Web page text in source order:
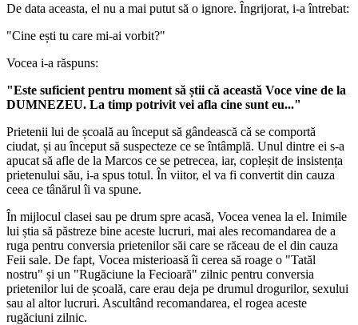
De data aceasta, el nu a mai putut să o ignore. Îngrijorat, i-a întrebat:
"Cine ești tu care mi-ai vorbit?"
Vocea i-a răspuns:
"Este suficient pentru moment să știi că această Voce vine de la
DUMNEZEU. La timp potrivit vei afla cine sunt eu..."
Prietenii lui de școală au început să gândească că se comportă
ciudat, și au început să suspecteze ce se întâmplă. Unul dintre ei s-a
apucat să afle de la Marcos ce se petrecea, iar, copleșit de insistența
prietenului său, i-a spus totul. În viitor, el va fi convertit din cauza
ceea ce tânărul îi va spune.
În mijlocul clasei sau pe drum spre acasă, Vocea venea la el. Inimile
lui știa să păstreze bine aceste lucruri, mai ales recomandarea de a
ruga pentru conversia prietenilor săi care se răceau de el din cauza
Feii sale. De fapt, Vocea misterioasă îi cerea să roage o "Tatăl
nostru" și un "Rugăciune la Fecioară" zilnic pentru conversia
prietenilor lui de școală, care erau deja pe drumul drogurilor, sexului
sau al altor lucruri. Ascultând recomandarea, el rogea aceste
rugăciuni zilnic.